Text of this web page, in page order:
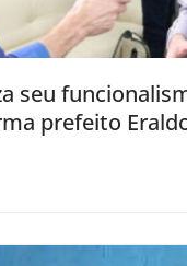
seu
prefeito